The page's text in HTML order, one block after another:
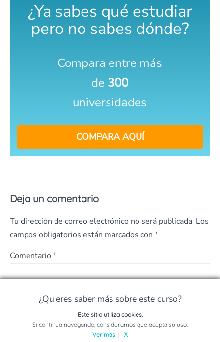
¿Ya sabes qué estudiar
pero no sabes dónde?
Compara entre más
de 300
universidades
COMPARA AQUÍ
Deja un comentario
Tu dirección de correo electrónico no será publicada. Los
campos obligatorios están marcados con *
Comentario *
¿Quieres saber más sobre este curso?
Solicita información sobre este programa
Este sitio utiliza cookies.
Si continua navegando, consideramos que acepta su uso.
Ver más| X